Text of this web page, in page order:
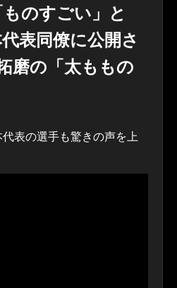
のすごい」と
表同僚に公開さ
磨の「太ももの
表の選手も驚きの声を上